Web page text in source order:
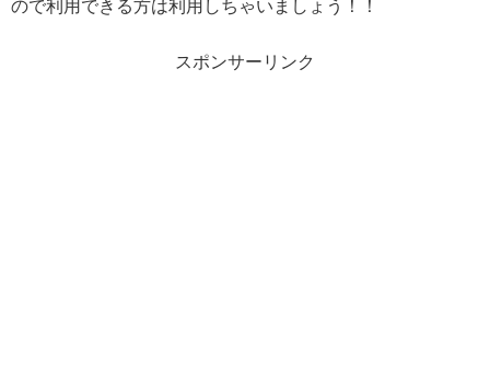
ので利用できる方は利用しちゃいましょう！！
スポンサーリンク